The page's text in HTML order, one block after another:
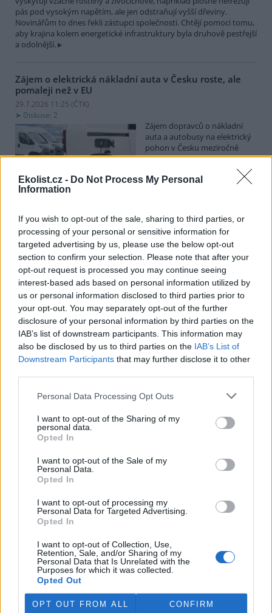
Ekolist.cz - Do Not Process My Personal
Information
If you wish to opt-out of the sale, sharing to third parties, or
processing of your personal or sensitive information for
targeted advertising by us, please use the below opt-out
section to confirm your selection. Please note that after your
opt-out request is processed you may continue seeing
interest-based ads based on personal information utilized by
us or personal information disclosed to third parties prior to
your opt-out. You may separately opt-out of the further
disclosure of your personal information by third parties on the
IAB’s list of downstream participants. This information may
also be disclosed by us to third parties on the IAB’s List of
Downstream Participants that may further disclose it to other
Personal Data Processing Opt Outs
I want to opt-out of the Sharing of my
personal data.
Opted In
I want to opt-out of the Sale of my
Personal Data.
Opted In
I want to opt-out of processing my
Personal Data for Targeted Advertising.
Opted In
I want to opt-out of Collection, Use,
Retention, Sale, and/or Sharing of my
Personal Data that Is Unrelated with the
Purposes for which it was collected.
Opted Out
OPT OUT FROM ALL CONFIRM
pás pod vysokým napětím, ale jen odstraňují vyšší dřeviny.
Novinářům to dnes řekli zástupci společnosti. Chtějí pomoci tomu,
aby krajina kolem energetické infrastruktury byla druhově pestřejší
a odolnější.
Zájem o elektrická nákladní auta v Česku roste, ale
pomaleji než v EU
29.7.2026 11:25 (ČTK)
Diskuse: 2
Zájem dopravců o nákladní
auta a autobusy na elektrický
pohon v Česku meziročně
roste, ale pomaleji, než je
takzvaných lehkých užitkových vozidel, kam spadají dodávky a
nákladní auta do 3,5 tuny, byl růst větší než průměr EU. V analýze
Evropského sdružení výrobců automobilů.
E-shopy očekávají s nařízením EU větší náklady,
nevyloučily krátkodobé zdražení
29.7.2026 10:20 (ČTK )
Diskuse: 4
E-shopy očekávají vyšší
náklady na nové obaly,
technologie a úpravy logistiky
kvůli nařízení Evropské unie,
které má omezit množství
obalového a odpadového materiálu. ČTK to řekli zástupci e-
commerce. Krátkodobě by se náklady podle nich mohly
však investice do nových obalů a technologií může náklady na
přepravu snížit. Evropský předpis začne platit 12. srpna.
Nový projekt, na kterém se podílí ČZU, má pomoci
29.7.2026 01:32 (ČTK)
Diskuse: 27
stáda zvířat před útoky vlků.
SmartSheep má za cíl získat
preventivní opatření skutečně fungují a za jakých podmínek jsou
nejúčinnější. Výzkum kombinuje terénní experimenty, monitoring
pomocí fotopastí, telemetrická data, dotazníková šetření mezi
chovateli i moderní genetické analýzy. Odborníci na základě těchto
informací vyhodnotí účinnost jednotlivých metod ochrany stád,
informovala Fakulta tropického zemědělství České zemědělské
univerzity v Praze.